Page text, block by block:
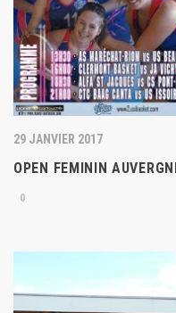
29 JANVIER 2017
OPEN FEMININ
0